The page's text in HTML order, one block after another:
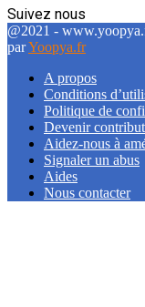
Suivez nous
Facebook
Twitter
Linkedin
@2021 -
parYoopya.fr
A propos
Conditions
Politique de
Devenir
Aidez-nous à
Signaler un abus
Aides
Nous contacter